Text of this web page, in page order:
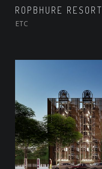
ROPBHURE RESORT
ETC